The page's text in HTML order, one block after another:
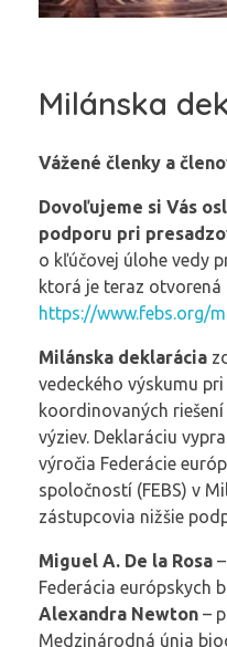
Milánska
Vážené členky a
Dovoľujeme si Vás
podporu pri
o kľúčovej úlohe vedy
ktorá je teraz otvorená
https://www.febs.org/
Milánska deklarácia
vedeckého výskumu
koordinovaných
výziev. Deklaráciu
výročia Federácie
spoločností (FEBS) v
zástupcovia nižšie
Miguel A. De la Rosa
Federácia európskych
Alexandra Newton –
Medzinárodná únia